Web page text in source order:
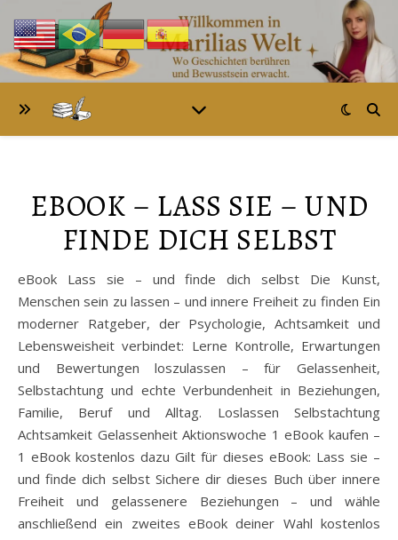
EBOOK – LASS SIE – UND
FINDE DICH SELBST
eBook Lass sie – und finde dich selbst Die Kunst,
Menschen sein zu lassen – und innere Freiheit zu finden Ein
moderner Ratgeber, der Psychologie, Achtsamkeit und
Lebensweisheit verbindet: Lerne Kontrolle, Erwartungen
und Bewertungen loszulassen – für Gelassenheit,
Selbstachtung und echte Verbundenheit in Beziehungen,
Familie, Beruf und Alltag. Loslassen Selbstachtung
Achtsamkeit Gelassenheit Aktionswoche 1 eBook kaufen –
1 eBook kostenlos dazu Gilt für dieses eBook: Lass sie –
und finde dich selbst Sichere dir dieses Buch über innere
Freiheit und gelassenere Beziehungen – und wähle
anschließend ein zweites eBook deiner Wahl kostenlos